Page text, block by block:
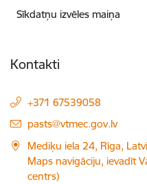
Sīkdatņu izvēles maiņa
Kontakti
+371 67539058
E-pasts:
pasts@vtmec.gov.lv
Mediķu iela 24, Rīga,
Maps navigāciju, ievadīt
centrs)